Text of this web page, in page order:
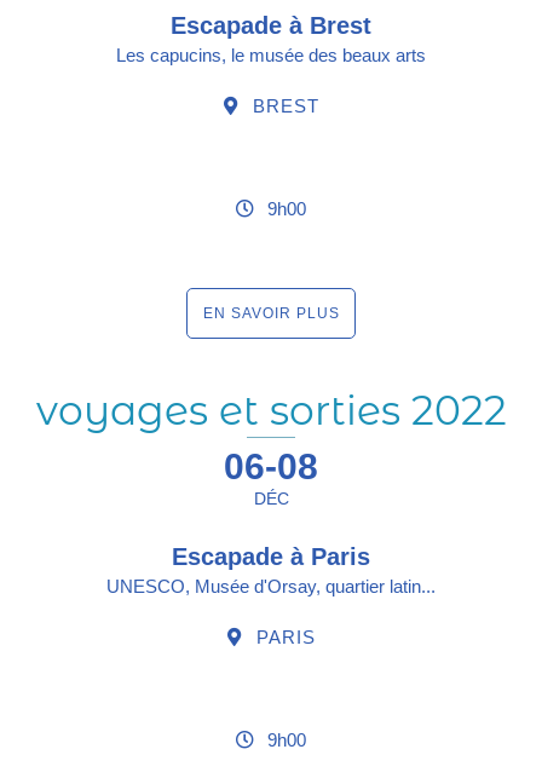
Escapade à Brest
Les capucins, le musée des beaux arts
BREST
9h00
EN SAVOIR PLUS
voyages et sorties 2022
06-08
DÉC
Escapade à Paris
UNESCO, Musée d'Orsay, quartier latin...
PARIS
9h00